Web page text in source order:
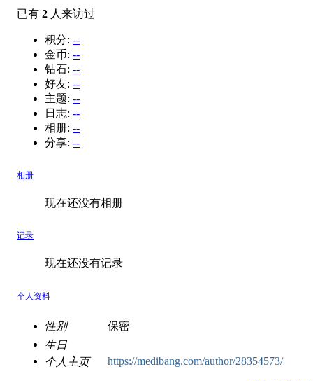
已有 2 人来访过
积分: --
金币: --
钻石: --
好友: --
主题: --
日志: --
相册: --
分享: --
相册
现在还没有相册
记录
现在还没有记录
个人资料
性别
保密
生日
个人主页
https://medibang.com/author/28354573/